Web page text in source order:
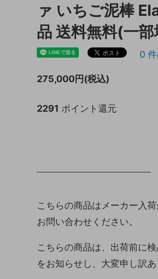
ガーデニング雑貨
天板保護マット
ァ いちご泥棒
品 送料無料(一
0
275,000円(税込)
2291 ポイント還元
こちらの商品はメーカー入
お問い合わせください。
こちらの商品は、出荷前に
をお知らせし、大変申し訳